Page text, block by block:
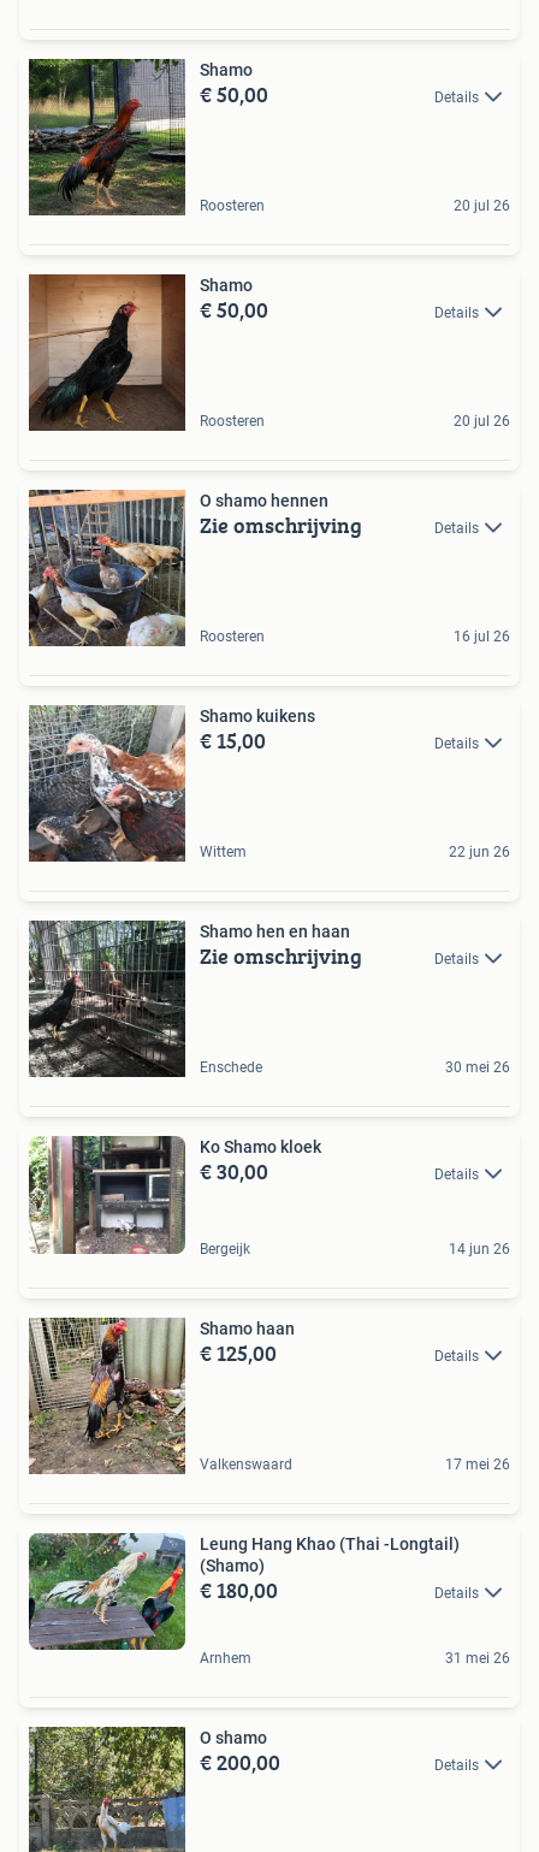
Shamo
€ 50,00 Details
Roosteren 20 jul 26
Shamo
€ 50,00 Details
Roosteren 20 jul 26
O shamo hennen
Zie omschrijving Details
Roosteren 16 jul 26
Shamo kuikens
€ 15,00 Details
Wittem 22 jun 26
Shamo hen en haan
Zie omschrijving Details
Enschede 30 mei 26
Ko Shamo kloek
€ 30,00 Details
Bergeijk 14 jun 26
Shamo haan
€ 125,00 Details
Valkenswaard 17 mei 26
Leung Hang Khao (Thai -Longtail)
(Shamo)
€ 180,00 Details
Arnhem 31 mei 26
O shamo
€ 200,00 Details